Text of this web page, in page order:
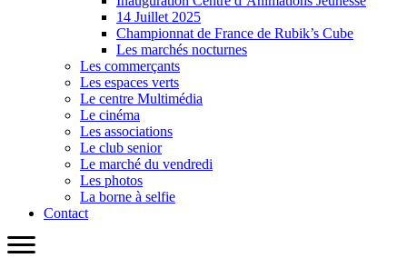
14 Juillet 2025
Championnat de France de Rubik’s Cube
Les marchés nocturnes
Les commerçants
Les espaces verts
Le centre Multimédia
Le cinéma
Les associations
Le club senior
Le marché du vendredi
Les photos
La borne à selfie
Contact